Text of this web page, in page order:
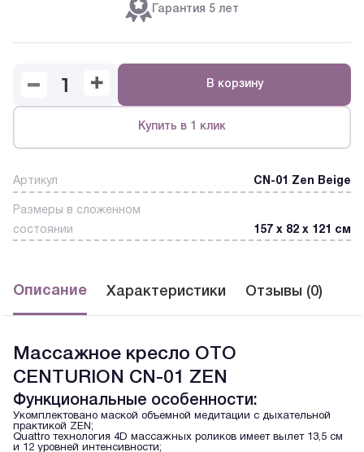
Гарантия 5 лет
В корзину
Купить в 1 клик
Артикул CN-01 Zen Beige
Размеры в сложенном
состоянии
157 х 82 х 121 см
Описание Характеристики Отзывы (0)
Массажное кресло OTO
CENTURION CN-01 ZEN
Функциональные особенности:
Укомплектовано маской объемной медитации с дыхательной
практикой ZEN;
Quattro технология 4D массажных роликов имеет вылет 13,5 см
и 12 уровней интенсивности;